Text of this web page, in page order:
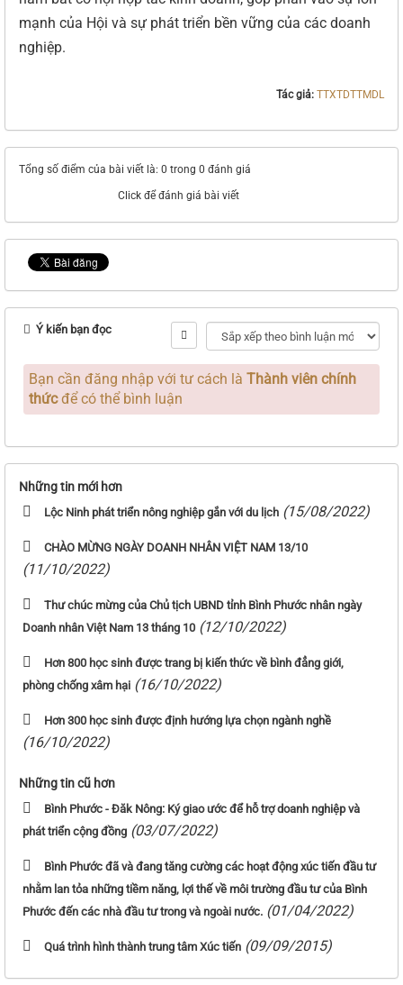
mạnh của Hội và sự phát triển bền vững của các doanh
nghiệp.
Tác giả: TTXTDTTMDL
Tổng số điểm của bài viết là: 0 trong 0 đánh giá
Click để đánh giá bài viết
Ý kiến bạn đọc
Bạn cần đăng nhập với tư cách là Thành viên chính
thứcđể có thể bình luận
Những tin mới hơn
Lộc Ninh phát triển nông nghiệp gắn với du lịch (15/08/2022)
CHÀO MỪNG NGÀY DOANH NHÂN VIỆT NAM 13/10
(11/10/2022)
Thư chúc mừng của Chủ tịch UBND tỉnh Bình Phước nhân ngày
Doanh nhân Việt Nam 13 tháng 10 (12/10/2022)
Hơn 800 học sinh được trang bị kiến thức về bình đẳng giới,
phòng chống xâm hại (16/10/2022)
Hơn 300 học sinh được định hướng lựa chọn ngành nghề
(16/10/2022)
Những tin cũ hơn
Bình Phước - Đăk Nông: Ký giao ước để hỗ trợ doanh nghiệp và
phát triển cộng đồng (03/07/2022)
Bình Phước đã và đang tăng cường các hoạt động xúc tiến đầu tư
nhằm lan tỏa những tiềm năng, lợi thế về môi trường đầu tư của Bình
Phước đến các nhà đầu tư trong và ngoài nước. (01/04/2022)
Quá trình hình thành trung tâm Xúc tiến (09/09/2015)